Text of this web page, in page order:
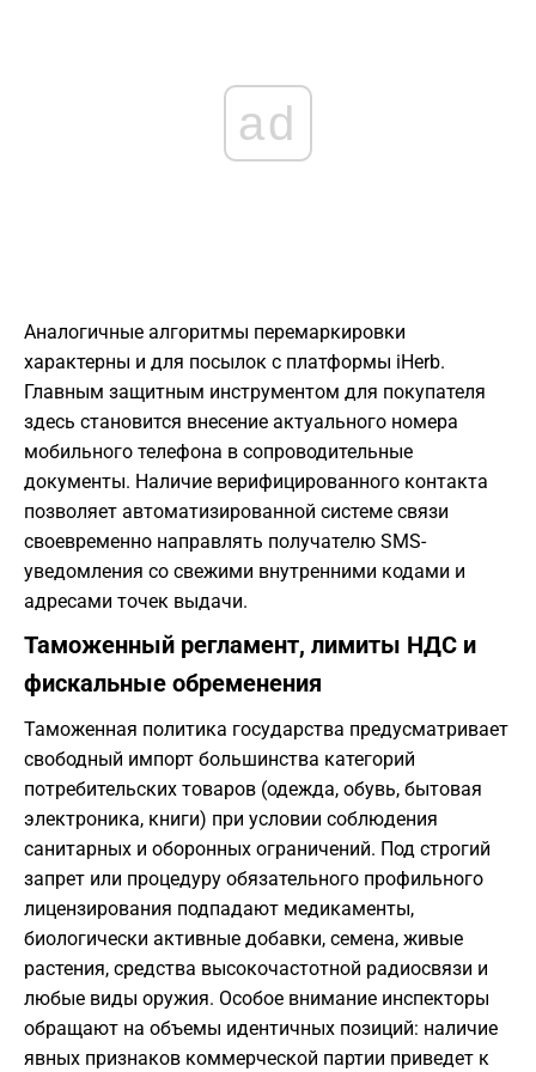
ad
Аналогичные алгоритмы перемаркировки
характерны и для посылок с платформы iHerb.
Главным защитным инструментом для покупателя
здесь становится внесение актуального номера
мобильного телефона в сопроводительные
документы. Наличие верифицированного контакта
позволяет автоматизированной системе связи
своевременно направлять получателю SMS-
уведомления со свежими внутренними кодами и
адресами точек выдачи.
Таможенный регламент, лимиты НДС и
фискальные обременения
Таможенная политика государства предусматривает
свободный импорт большинства категорий
потребительских товаров (одежда, обувь, бытовая
электроника, книги) при условии соблюдения
санитарных и оборонных ограничений. Под строгий
запрет или процедуру обязательного профильного
лицензирования подпадают медикаменты,
биологически активные добавки, семена, живые
растения, средства высокочастотной радиосвязи и
любые виды оружия. Особое внимание инспекторы
обращают на объемы идентичных позиций: наличие
явных признаков коммерческой партии приведет к